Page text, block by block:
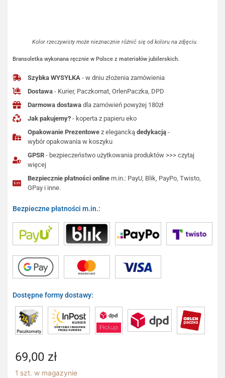
Kolor rzeczywisty może nieznacznie różnić się od koloru na zdjęciu.
Bransoletka wykonana ręcznie w Polsce z materiałów jubilerskich.
Szybka WYSYŁKA - w dniu złożenia zamówienia
Dostawa - Kurier, Paczkomat, OrlenPaczka, DPD
Darmowa dostawa dla zamówień powyżej 180zł
Jak pakujemy? - koperta z papieru eko
Opakowanie Prezentowe z eleganckądedykacją -
wybór opakowania w koszyku
GPSR - bezpieczeństwo użytkowania produktów >>> czytaj
więcej
Bezpiecznie płatności online m.in.: PayU, Blik, PayPo, Twisto,
GPay i inne.
Bezpieczne płatności m.in.:
Dostępne formy dostawy:
69,00 zł
1 szt. w magazynie